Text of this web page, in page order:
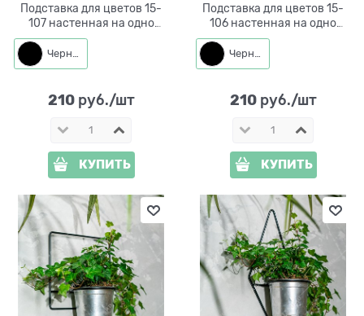
Подставка для цветов 15-
107 настенная на одно
кашпо d=11см
Черный
210 руб./шт
КУПИТЬ
Подставка для цветов 15-
106 настенная на одно
кашпо d=11см
Черный
210 руб./шт
КУПИТЬ